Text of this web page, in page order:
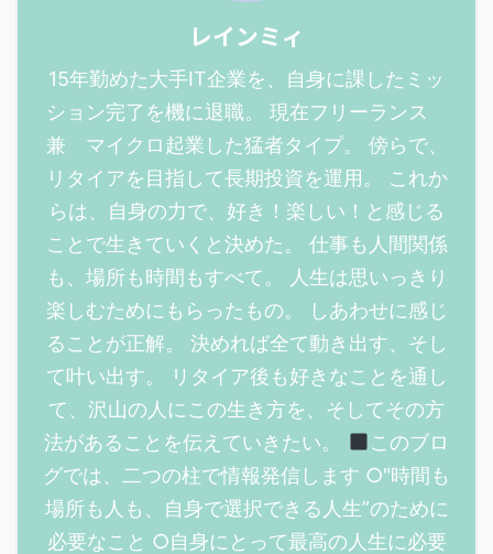
レインミィ
15年勤めた大手IT企業を、自身に課したミッ
ション完了を機に退職。 現在フリーランス
兼 マイクロ起業した猛者タイプ。 傍らで、
リタイアを目指して長期投資を運用。 これか
らは、自身の力で、好き！楽しい！と感じる
ことで生きていくと決めた。 仕事も人間関係
も、場所も時間もすべて。 人生は思いっきり
楽しむためにもらったもの。 しあわせに感じ
ることが正解。 決めれば全て動き出す、そし
て叶い出す。 リタイア後も好きなことを通し
て、沢山の人にこの生き方を、そしてその方
法があることを伝えていきたい。
このブロ
グでは、二つの柱で情報発信します ○"時間も
場所も人も、自身で選択できる人生”のために
必要なこと ○自身にとって最高の人生に必要